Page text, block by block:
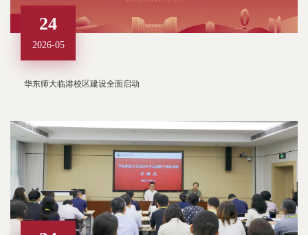
24
2026-05
华东师大临港校区建设全面启动